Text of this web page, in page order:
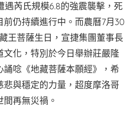
遇芮氏規模6.8的強震襲擊，死
仍持續進行中。而農曆7月30
王菩薩生日，宣捷集團董事長
文化，特別於今日舉辦莊嚴隆
誦唸《地藏菩薩本願經》，希
與穩定的力量，超度摩洛哥
再無災禍。